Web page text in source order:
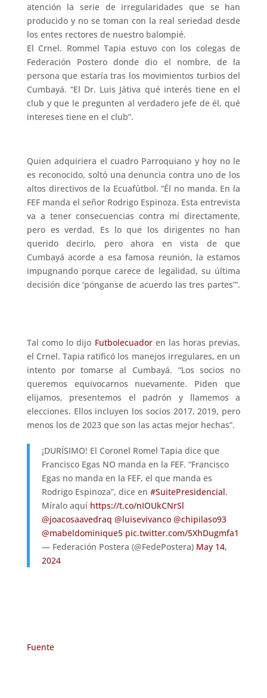
atención la serie de irregularidades que se han
producido y no se toman con la real seriedad desde
los entes rectores de nuestro balompié.
El Crnel. Rommel Tapia estuvo con los colegas de
Federación Postero donde dio el nombre, de la
persona que estaría tras los movimientos turbios del
Cumbayá. “El Dr. Luis Játiva qué interés tiene en el
club y que le pregunten al verdadero jefe de él, qué
intereses tiene en el club”.
Quien adquiriera el cuadro Parroquiano y hoy no le
es reconocido, soltó una denuncia contra uno de los
altos directivos de la Ecuafútbol. “Él no manda. En la
FEF manda el señor Rodrigo Espinoza. Esta entrevista
va a tener consecuencias contra mí directamente,
pero es verdad. Es lo que los dirigentes no han
querido decirlo, pero ahora en vista de que
Cumbayá acorde a esa famosa reunión, la estamos
impugnando porque carece de legalidad, su última
decisión dice ‘pónganse de acuerdo las tres partes’”.
Tal como lo dijo Futbolecuador en las horas previas,
el Crnel. Tapia ratificó los manejos irregulares, en un
intento por tomarse al Cumbayá. “Los socios no
queremos equivocarnos nuevamente. Piden que
elijamos, presentemos el padrón y llamemos a
elecciones. Ellos incluyen los socios 2017, 2019, pero
menos los de 2023 que son las actas mejor hechas”.
¡DURÍSIMO! El Coronel Romel Tapia dice que
Francisco Egas NO manda en la FEF. “Francisco
Egas no manda en la FEF, el que manda es
Rodrigo Espinoza”, dice en #SuitePresidencial.
Míralo aquí https://t.co/nIOUkCNrSl
@joacosaavedraq @luisevivanco @chipilaso93
@mabeldominique5 pic.twitter.com/5XhDugmfa1
— Federación Postera (@FedePostera) May 14,
2024
Fuente